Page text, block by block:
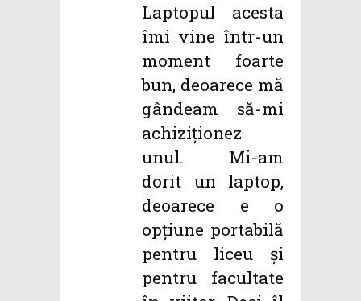
Laptopul acesta
îmi vine într-un
moment foarte
bun, deoarece mă
gândeam să-mi
achiziționez
unul. Mi-am
dorit un laptop,
deoarece e o
opțiune portabilă
pentru liceu și
pentru facultate